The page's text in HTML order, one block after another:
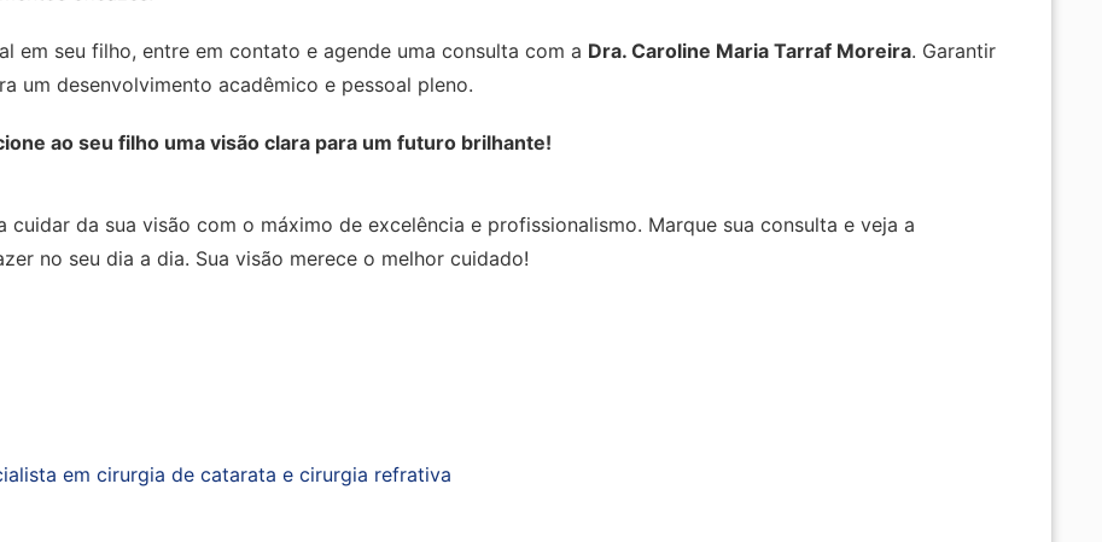
em seu filho, entre em contato e agende uma consulta com a Dra. Caroline Maria Tarraf Moreira. Garantir
um desenvolvimento acadêmico e pessoal pleno.
ao seu filho uma visão clara para um futuro brilhante!
da sua visão com o máximo de excelência e profissionalismo. Marque sua consulta e veja a
no seu dia a dia. Sua visão merece o melhor cuidado!
em cirurgia de catarata e cirurgia refrativa